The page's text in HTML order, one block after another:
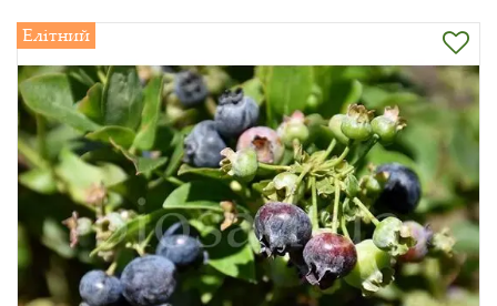
Елітний